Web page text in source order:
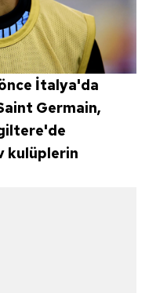
Kanunu uyarınca
ve sitemizde
çerezlerle ilgili bilgi
İtalya'da
Germain,
kulüplerin